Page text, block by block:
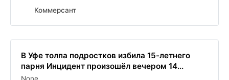
Коммерсант
В Уфе толпа подростков избила 15-летнего
парня Инцидент произошёл вечером 14...